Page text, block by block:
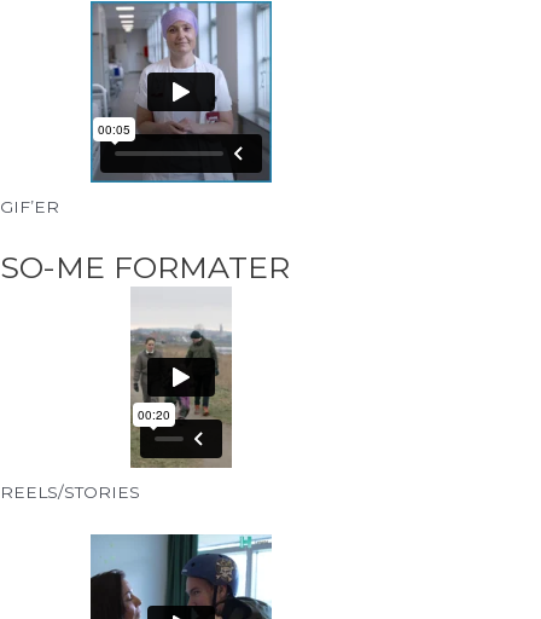
GIF’ER
SO-ME FORMATER
REELS/STORIES